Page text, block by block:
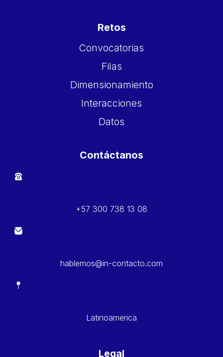
Retos
Convocatorias
Filas
Dimensionamiento
Interacciones
Datos
Contáctanos
+57 300 738 13 08
hablemos@in-contacto.com
Latinoamerica
Legal